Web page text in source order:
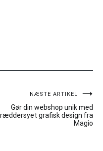
NÆSTE ARTIKEL
Gør din webshop unik med
grafisk design fra
Magio